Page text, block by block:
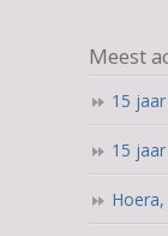
Meest
15
15